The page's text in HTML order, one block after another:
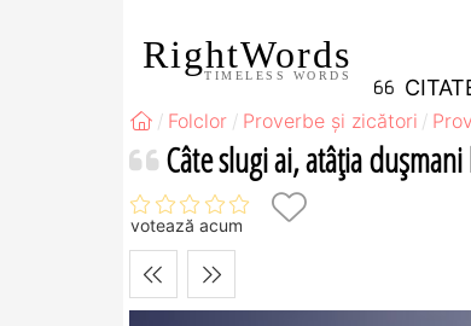
RightWords
TIMELESS WORDS
Folclor Proverbe și zicători
Câte slugi ai, atâţia
votează acum